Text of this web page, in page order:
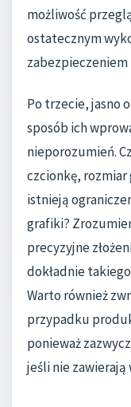
możliwość
ostatecznym
Po trzecie, jasno
sposób ich
nieporozumień.
czcionkę, rozmiar
istnieją
grafiki?
precyzyjne
dokładnie
Warto również
przypadku
ponieważ
jeśli nie zawierają